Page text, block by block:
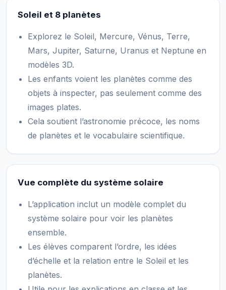
Soleil et 8 planètes
Explorez le Soleil, Mercure, Vénus, Terre,
Mars, Jupiter, Saturne, Uranus et Neptune en
modèles 3D.
Les enfants voient les planètes comme des
objets à inspecter, pas seulement comme des
images plates.
Cela soutient l’astronomie précoce, les noms
de planètes et le vocabulaire scientifique.
Vue complète du système solaire
L’application inclut un modèle complet du
système solaire pour voir les planètes
ensemble.
Les élèves comparent l’ordre, les idées
d’échelle et la relation entre le Soleil et les
planètes.